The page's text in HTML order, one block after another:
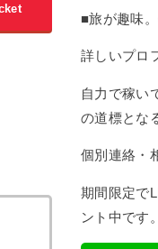
■旅が趣味
詳しいプロ
自力で稼い
の道標とな
個別連絡・
期間限定で
ント中です